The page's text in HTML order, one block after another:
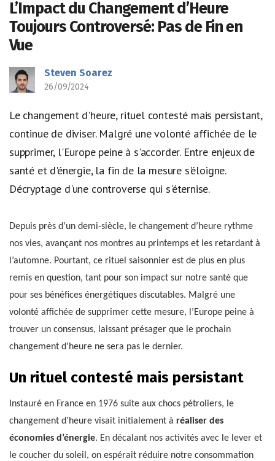
L’Impact du Changement d’Heure
Toujours Controversé: Pas de Fin en
Vue
Steven Soarez
26/09/2024
Le changement d'heure, rituel contesté mais persistant,
continue de diviser. Malgré une volonté affichée de le
supprimer, l'Europe peine à s'accorder. Entre enjeux de
santé et d'énergie, la fin de la mesure s'éloigne.
Décryptage d'une controverse qui s'éternise.
Depuis près d’un demi-siècle, le changement d’heure rythme
nos vies, avançant nos montres au printemps et les retardant à
l’automne. Pourtant, ce rituel saisonnier est de plus en plus
remis en question, tant pour son impact sur notre santé que
pour ses bénéfices énergétiques discutables. Malgré une
volonté affichée de supprimer cette mesure, l’Europe peine à
trouver un consensus, laissant présager que le prochain
changement d’heure ne sera pas le dernier.
Un rituel contesté mais persistant
Instauré en France en 1976 suite aux chocs pétroliers, le
changement d’heure visait initialement à réaliser des
économies d’énergie. En décalant nos activités avec le lever et
le coucher du soleil, on espérait réduire notre consommation